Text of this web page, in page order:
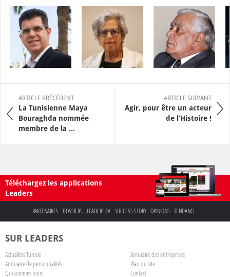
ARTICLE PRÉCÉDENT
La Tunisienne Maya
Bouraghda nommée
membre de la ...
ARTICLE SUIVANT
Agir, pour être un acteur
de l’Histoire !
Téléchargez les applications
Leaders
PARTENAIRES DOSSIERS LEADERS TV SUCCESS STORY OPINIONS TENDANCE
SUR LEADERS
Actualités Tunisie
Annuaire des entreprises
Annuaire de personnalités
Plan du site
Qui sommes nous
Contact